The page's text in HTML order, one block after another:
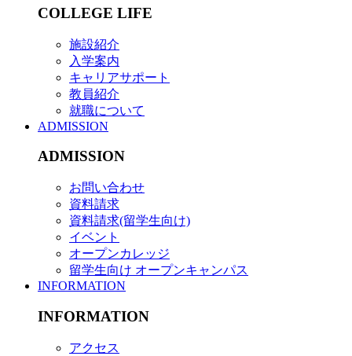
COLLEGE LIFE
施設紹介
入学案内
キャリアサポート
教員紹介
就職について
ADMISSION
ADMISSION
お問い合わせ
資料請求
資料請求(留学生向け)
イベント
オープンカレッジ
留学生向け オープンキャンパス
INFORMATION
INFORMATION
アクセス